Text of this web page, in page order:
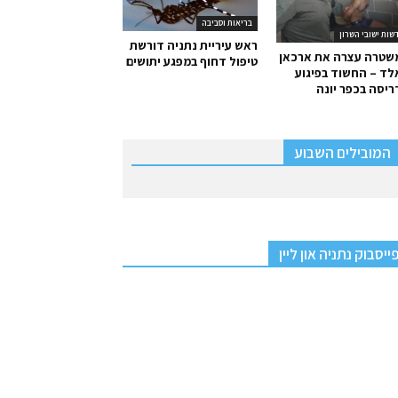
בריאות וסביבה
ראש עיריית נתניה דורשת
טיפול דחוף במפגע יתושים
ישובי השרון
עצרה את ארכאן
– החשוד בפיגוע
בכפר יונה
המובילים השבוע
פייסבוק נתניה און ליין